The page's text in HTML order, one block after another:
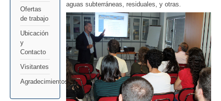
Ofertas
de trabajo
Ubicación
y
Contacto
Visitantes
Agradecimientos
aguas subterráneas, residuales, y otras.